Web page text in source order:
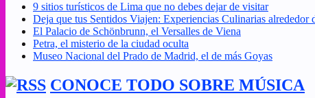
9 sitios turísticos de Lima que no debes dejar de visitar
Deja que tus Sentidos Viajen: Experiencias Culinarias alrededor
El Palacio de Schönbrunn, el Versalles de Viena
Petra, el misterio de la ciudad oculta
Museo Nacional del Prado de Madrid, el de más Goyas
CONOCE TODO SOBRE MÚSICA